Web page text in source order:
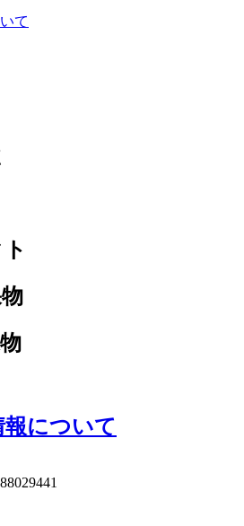
て
報について